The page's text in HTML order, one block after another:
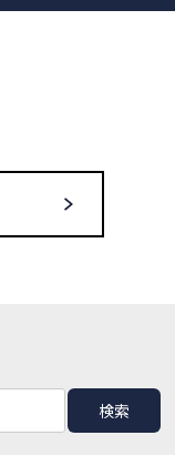
検索